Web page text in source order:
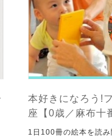
本好きになろう!
座【0歳／麻布十
1日100冊の絵本を読